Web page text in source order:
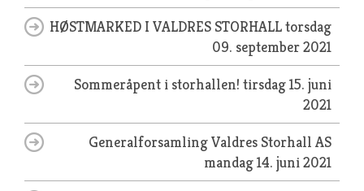
HØSTMARKED I VALDRES STORHALLtorsdag
09. september 2021
Sommeråpent i storhallen! tirsdag 15. juni
2021
Generalforsamling Valdres Storhall AS
mandag 14. juni 2021